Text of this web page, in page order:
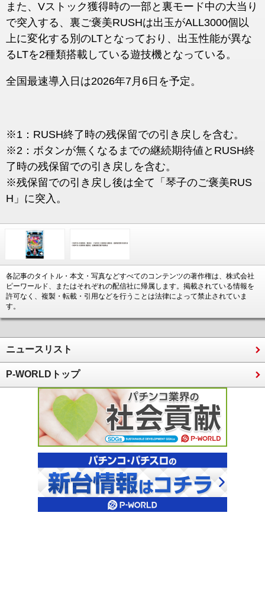
また、Vストック獲得時の一部と裏モード中の大当り
で突入する、裏ご褒美RUSHは出玉がALL3000個以
上に変化する別のLTとなっており、出玉性能が異な
るLTを2種類搭載している遊技機となっている。
全国最速導入日は2026年7月6日を予定。
※1：RUSH終了時の残保留での引き戻しを含む。
※2：ボタンが無くなるまでの継続期待値とRUSH終
了時の残保留での引き戻しを含む。
※残保留での引き戻し後は全て「琴子のご褒美RUS
H」に突入。
各記事のタイトル・本文・写真などすべてのコンテンツの著作権は、株式会社
ピーワールド、またはそれぞれの配信社に帰属します。掲載されている情報を
許可なく、複製・転載・引用などを行うことは法律によって禁止されていま
す。
ニュースリスト
P-WORLDトップ